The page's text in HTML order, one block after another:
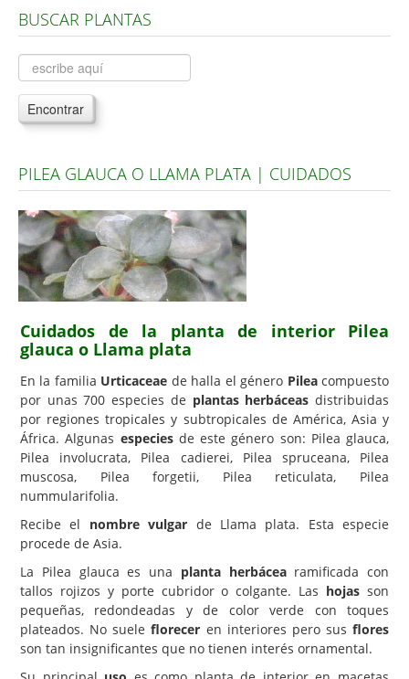
Árboles, Cicas y Palmeras de la G a la Z
Plantas Anuales y Perennes
Plantas Bulbosas y Acuáticas
Plantas de Interior
Plantas Aromáticas y de Huerto
Plantas Carnívoras y Orquídeas
Consejos
Hemisferio Norte
Enfermedades
Animales
Hongos
Carencias
Fotos
Flores y Plantas
Árboles y Palmeras
Arbustos y Trepadoras
Cactus y Suculentas
BUSCAR PLANTAS
Encontrar
PILEA GLAUCA O LLAMA PLATA | CUIDADOS
Cuidados de la planta de interior Pilea
glauca o Llama plata
En la familia Urticaceae de halla el género Pileacompuesto
por unas 700 especies de plantas herbáceas distribuidas
por regiones tropicales y subtropicales de América, Asia y
África. Algunas especiesde este género son: Pilea glauca,
Pilea involucrata, Pilea cadierei, Pilea spruceana, Pilea
muscosa, Pilea forgetii, Pilea reticulata, Pilea
nummularifolia.
Recibe el nombre vulgar de Llama plata. Esta especie
procede de Asia.
La Pilea glauca es una planta herbácearamificada con
tallos rojizos y porte cubridor o colgante. Las hojas son
pequeñas, redondeadas y de color verde con toques
plateados. No sueleflorecer en interiores pero sus flores
son tan insignificantes que no tienen interés ornamental.